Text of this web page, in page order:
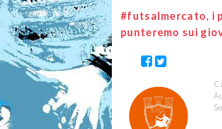
#futsalmercato, i
punteremo sui